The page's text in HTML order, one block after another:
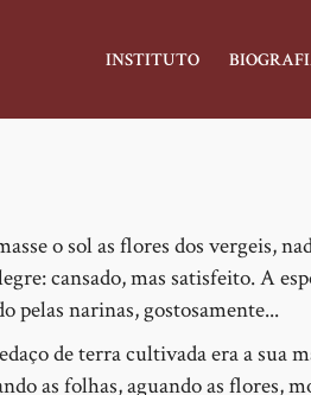
Main
navigation
INSTITUTO
o sol as flores dos vergeis,
cansado, mas satisfeito. A
pelas narinas, gostosamente...
de terra cultivada era a sua
as folhas, aguando as flores,